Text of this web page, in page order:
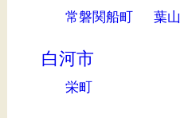
常磐関船町
葉山
白河市
栄町